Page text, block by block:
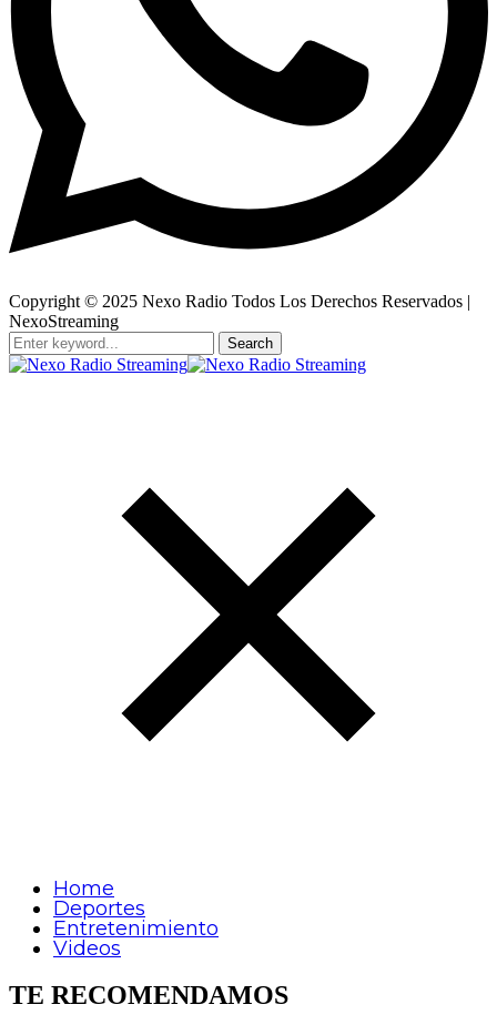
Copyright © 2025 Nexo Radio Todos Los Derechos Reservados |
NexoStreaming
Search
Home
Deportes
Entretenimiento
Videos
TE RECOMENDAMOS